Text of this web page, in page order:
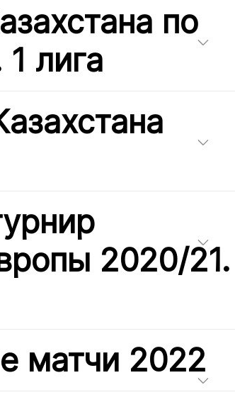
по
лига
2020/21.
матчи 2022